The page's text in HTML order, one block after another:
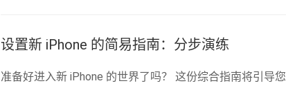
设置新 iPhone 的简易指南：分步演练
准备好进入新 iPhone 的世界了吗？ 这份综合指南将引导